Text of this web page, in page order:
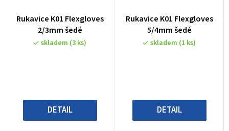
Rukavice K01 Flexgloves
2/3mm šedé
skladem (3 ks)
DETAIL
Rukavice K01 Flexgloves
5/4mm šedé
skladem (1 ks)
DETAIL